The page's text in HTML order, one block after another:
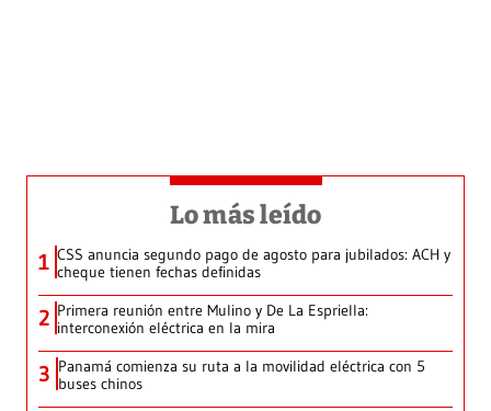
Lo más leído
1 CSS anuncia segundo pago de agosto para jubilados: ACH y
cheque tienen fechas definidas
2 Primera reunión entre Mulino y De La Espriella:
interconexión eléctrica en la mira
3 Panamá comienza su ruta a la movilidad eléctrica con 5
buses chinos